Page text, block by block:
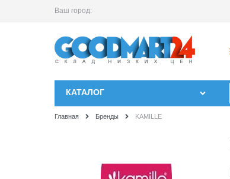
Ваш город:
КАТАЛОГ
Главная Бренды KAMILLE